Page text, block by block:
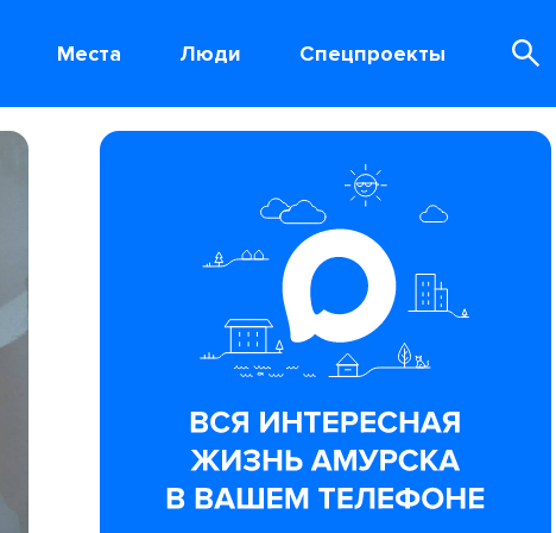
Места Люди Спецпроекты